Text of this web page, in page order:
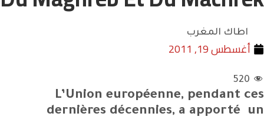
اطاك المغرب
أغسطس 19, 2011
520
L’Union européenne, pendant ces
dernières décennies, a apporté un